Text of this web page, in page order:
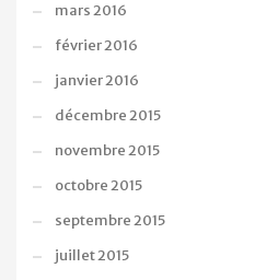
mars 2016
février 2016
janvier 2016
décembre 2015
novembre 2015
octobre 2015
septembre 2015
juillet 2015